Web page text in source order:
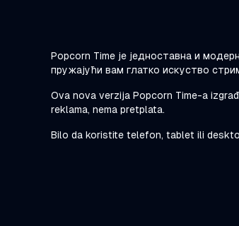
Popcorn Time је једноставна и
пружајући вам глатко искуство
Ova nova verzija Popcorn Time-a
reklama, nema pretplata.
Bilo da koristite telefon, tablet ili